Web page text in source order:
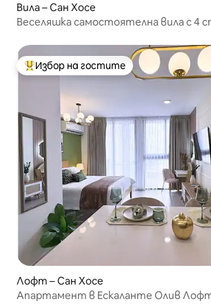
Вила – Сан Хосе
Веселяшка самостоятелна вила с 4
Най-популярен избор на гостите
Избор на гостите
Лофт – Сан Хосе
Апартамент в Ескаланте Олив